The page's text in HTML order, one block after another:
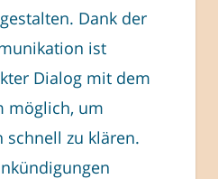
Dank der
ist
Dialog mit dem
möglich, um
schnell zu klären.